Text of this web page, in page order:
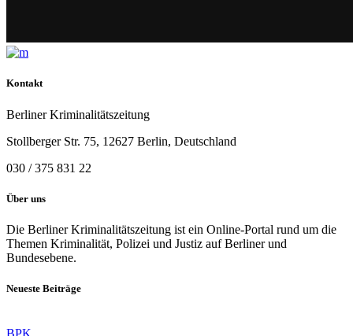
Kontakt
Berliner Kriminalitätszeitung
Stollberger Str. 75, 12627 Berlin, Deutschland
030 / 375 831 22
Über uns
Die Berliner Kriminalitätszeitung ist ein Online-Portal rund um die
Themen Kriminalität, Polizei und Justiz auf Berliner und
Bundesebene.
Neueste Beiträge